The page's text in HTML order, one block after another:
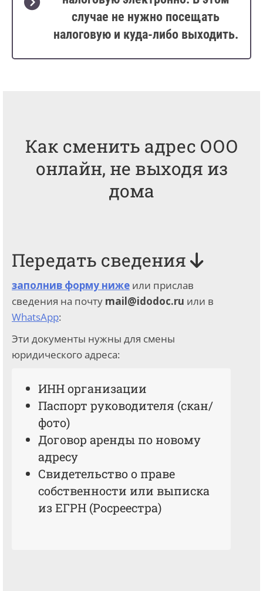
случае не нужно посещать
налоговую и куда-либо выходить.
Как сменить адрес ООО
онлайн, не выходя из
дома
Передать сведения
заполнив форму ниже или прислав
сведения на почту mail@idodoc.ru или в
WhatsApp:
Эти документы нужны для смены
юридического адреса:
ИНН организации
Паспорт руководителя (скан/
фото)
Договор аренды по новому
адресу
Свидетельство о праве
собственности или выписка
из ЕГРН (Росреестра)